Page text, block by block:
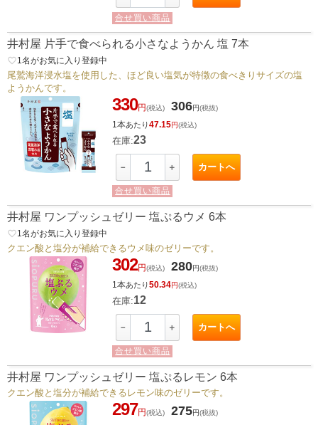
合せ買い商品
井村屋 片手で食べられる小さなようかん 塩 7本
favorite_border1 名がお気に入り登録中
尾鷲海洋浸水塩を使用した、ほど良い塩気が特徴の食べきりサイズの塩
ようかんです。
330円(税込) 306円(税抜)
1本あたり47.15円(税込)
在庫:23
－ ＋ カートへ
合せ買い商品
井村屋 ワンプッシュゼリー 塩ぷるウメ 6本
favorite_border1 名がお気に入り登録中
クエン酸と塩分が補給できるウメ味のゼリーです。
302円(税込) 280円(税抜)
1本あたり50.34円(税込)
在庫:12
－ ＋ カートへ
合せ買い商品
井村屋 ワンプッシュゼリー 塩ぷるレモン 6本
クエン酸と塩分が補給できるレモン味のゼリーです。
297円(税込) 275円(税抜)